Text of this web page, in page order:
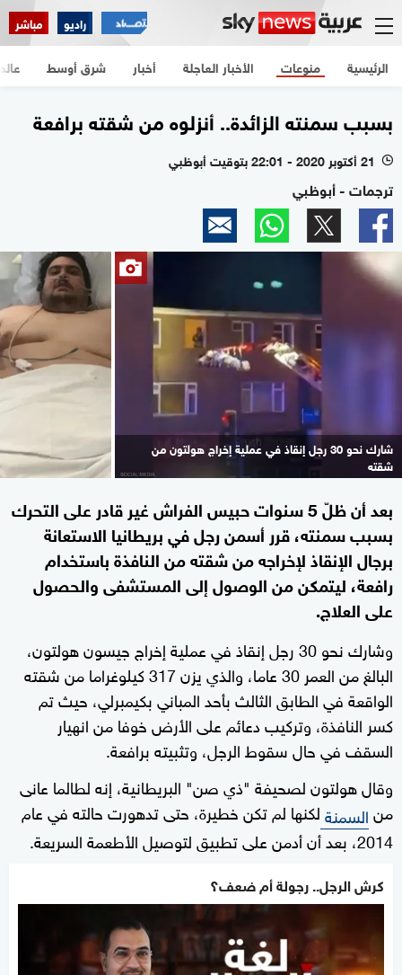
راديو مباشر
الرئيسية الأخبار العاجلة أخبار شرق أوسط منوعات
بسبب سمنته الزائدة.. أنزلوه من شقته برافعة
l 21 أكتوبر 2020 - 22:01 بتوقيت أبوظبي
ترجمات - أبوظبي
شارك نحو 30 رجل إنقاذ في عملية إخراج هولتون من
شقته
بعد أن ظلّ 5 سنوات حبيس الفراش غير قادر على التحرك
بسبب سمنته، قرر أسمن رجل في بريطانيا الاستعانة
برجال الإنقاذ لإخراجه من شقته من النافذة باستخدام
رافعة، ليتمكن من الوصول إلى المستشفى والحصول
على العلاج.
وشارك نحو 30 رجل إنقاذ في عملية إخراج جيسون هولتون،
البالغ من العمر 30 عاما، والذي يزن 317 كيلوغراما من شقته
الواقعة في الطابق الثالث بأحد المباني بكيمبرلي، حيث تم
كسر النافذة، وتركيب دعائم على الأرض خوفا من انهيار
السقف في حال سقوط الرجل، وتثبيته برافعة.
وقال هولتون لصحيفة "ذي صن" البريطانية، إنه لطالما عانى
منالسمنةلكنها لم تكن خطيرة، حتى تدهورت حالته في عام
2014، بعد أن أدمن على تطبيق لتوصيل الأطعمة السريعة.
كرش الرجل.. رجولة أم ضعف؟